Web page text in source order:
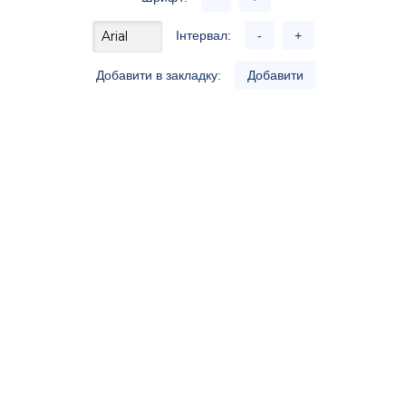
Інтервал: - +
Добавити в закладку: Добавити